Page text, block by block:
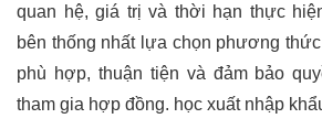
quan hệ, giá trị và thời hạn thực
bên thống nhất lựa chọn phương
phù hợp, thuận tiện và đảm bảo
tham gia hợp đồng. học xuất nhập